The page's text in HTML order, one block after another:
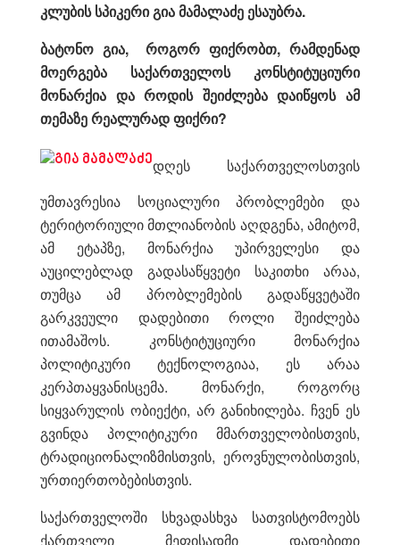
კლუბის სპიკერი გია მამალაძე ესაუბრა.
ბატონო გია, როგორ ფიქრობთ, რამდენად
მოერგება საქართველოს კონსტიტუციური
მონარქია და როდის შეიძლება დაიწყოს ამ
თემაზე რეალურად ფიქრი?
დღეს საქართველოსთვის
უმთავრესია სოციალური პრობლემები და
ტერიტორიული მთლიანობის აღდგენა, ამიტომ,
ამ ეტაპზე, მონარქია უპირველესი და
აუცილებლად გადასაწყვეტი საკითხი არაა,
თუმცა ამ პრობლემების გადაწყვეტაში
გარკვეული დადებითი როლი შეიძლება
ითამაშოს. კონსტიტუციური მონარქია
პოლიტიკური ტექნოლოგიაა, ეს არაა
კერპთაყვანისცემა. მონარქი, როგორც
სიყვარულის ობიექტი, არ განიხილება. ჩვენ ეს
გვინდა პოლიტიკური მმართველობისთვის,
ტრადიციონალიზმისთვის, ეროვნულობისთვის,
ურთიერთობებისთვის.
საქართველოში სხვადასხვა სათვისტომოებს
ქართველი მეფისადმი დადებითი